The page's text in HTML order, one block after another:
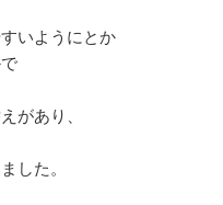
いようにとか
があり、
した。